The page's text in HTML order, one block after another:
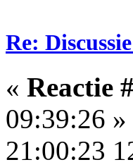
Re:
« Reactie
09:39:26 »
21:00:23